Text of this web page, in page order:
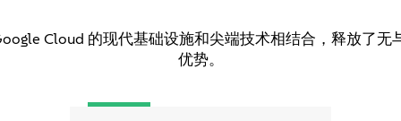
Cloud 的现代基础设施和尖端技术相结合，释放了
优势。